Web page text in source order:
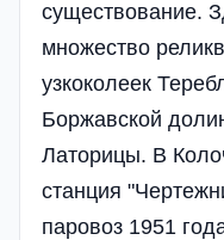
существование.
множество
узкоколеек
Боржавской
Латорицы. В
станция
паровоз 1951